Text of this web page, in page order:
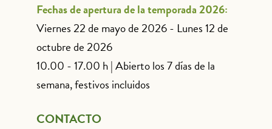
Fechas de apertura de la temporada 2026:
Viernes 22 de mayo de 2026 - Lunes 12 de
octubre de 2026
10.00 - 17.00 h | Abierto los 7 días de la
semana, festivos incluidos
CONTACTO